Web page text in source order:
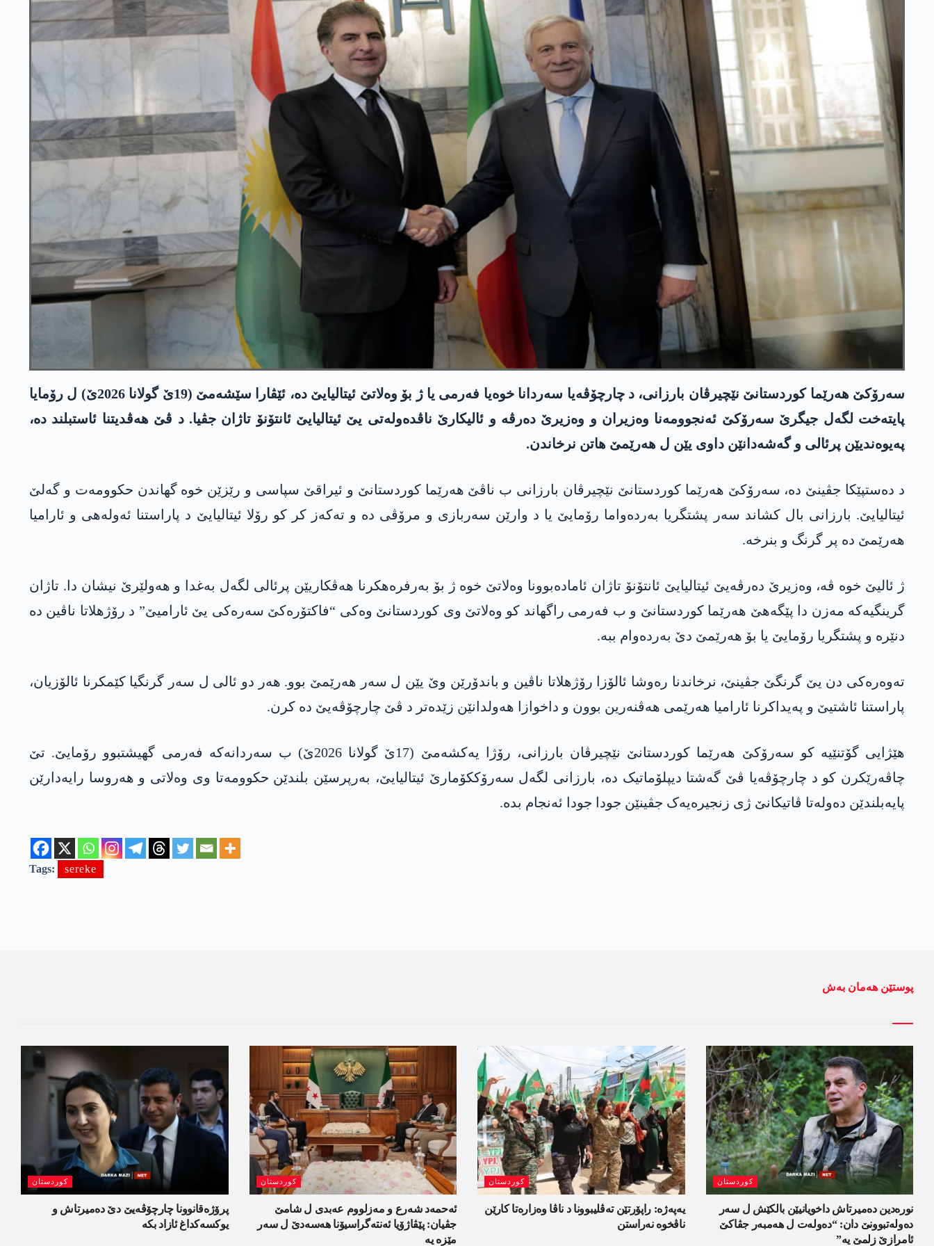
سەرۆکێ ھەرێما کوردستانێ نێچیرڤان بارزانی، د چارچۆڤەیا سەردانا خوەیا فەرمی یا ژ بۆ وەلاتێ ئیتالیایێ دە، ئێڤارا سێشەمێ (19ێ گولانا 2026ێ) ل رۆمایا
پایتەخت لگەل جیگرێ سەرۆکێ ئەنجوومەنا وەزیران و وەزیرێ دەرڤە و ئالیکارێ ناڤدەولەتی یێ ئیتالیایێ ئانتۆنۆ تاژان جڤیا. د ڤێ ھەڤدیتنا ئاستبلند دە،
پەیوەندیێن پرئالی و گەشەدانێن داوی یێن ل ھەرێمێ ھاتن نرخاندن.
د دەستپێکا جڤینێ دە، سەرۆکێ هەرێما کوردستانێ نێچیرڤان بارزانی ب ناڤێ ھەرێما کوردستانێ و ئیراقێ سپاسی و رێزێن خوە گھاندن حکوومەت و گەلێ
ئیتالیایێ. بارزانی بال کشاند سەر پشتگریا بەردەواما رۆمایێ یا د وارێن سەربازی و مرۆڤی دە و تەکەز کر کو رۆلا ئیتالیایێ د پاراستنا ئەولەھی و ئارامیا
ھەرێمێ دە پر گرنگ و بنرخە.
ژ ئالیێ خوە ڤە، وەزیرێ دەرڤەیێ ئیتالیایێ ئانتۆنۆ تاژان ئامادەبوونا وەلاتێ خوە ژ بۆ بەرفرەھکرنا ھەڤکاریێن پرئالی لگەل بەغدا و ھەولێرێ نیشان دا. تاژان
گرینگیەکە مەزن دا پێگەهێ ھەرێما کوردستانێ و ب فەرمی راگھاند کو وەلاتێ وی کوردستانێ وەکی “فاکتۆرەکێ سەرەکی یێ ئارامیێ” د رۆژھلاتا ناڤین دە
دنێرە و پشتگریا رۆمایێ یا بۆ ھەرێمێ دێ بەردەوام ببە.
تەوەرەکی دن یێ گرنگێ جڤینێ، نرخاندنا رەوشا ئالۆزا رۆژھلاتا ناڤین و باندۆرێن وێ یێن ل سەر ھەرێمێ بوو. ھەر دو ئالی ل سەر گرنگیا کێمکرنا ئالۆزیان،
پاراستنا ئاشتیێ و پەیداکرنا ئارامیا ھەرێمی ھەڤنەرین بوون و داخوازا ھەولدانێن زێدەتر د ڤێ چارچۆڤەیێ دە کرن.
ھێژایی گۆتنێیە کو سەرۆکێ ھەرێما کوردستانێ نێچیرڤان بارزانی، رۆژا یەکشەمێ (17ێ گولانا 2026ێ) ب سەردانەکە فەرمی گھیشتبوو رۆمایێ. تێ
چاڤەرێکرن کو د چارچۆڤەیا ڤێ گەشتا دیپلۆماتیک دە، بارزانی لگەل سەرۆککۆمارێ ئیتالیایێ، بەرپرسێن بلندێن حکوومەتا وی وەلاتی و ھەروسا رایەدارێن
پایەبلندێن دەولەتا ڤاتیکانێ ژی زنجیرەیەک جڤینێن جودا جودا ئەنجام بدە.
Tags: sereke
پوستێن ھەمان بەش
کوردستان
پرۆژەقانوونا چارچۆڤەیێ دێ دەمیرتاش و
یوکسەکداغ ئازاد بکە
کوردستان
ئەحمەد شەرع و مەزلووم عەبدی ل شامێ
جڤیان: پێڤاژۆیا ئەنتەگراسیۆنا ھەسەدێ ل سەر
مێزە یە
کوردستان
یەپەژە: راپۆرتێن تەڤلیبوونا د ناڤا وەزارەتا کارێن
ناڤخوە نەراستن
کوردستان
نورەدین دەمیرتاش داخویانیێن بالکێش ل سەر
دەولەتبوونێ دان: “دەولەت ل ھەمبەر جڤاکێ
ئامرازێ زلمێ یە”